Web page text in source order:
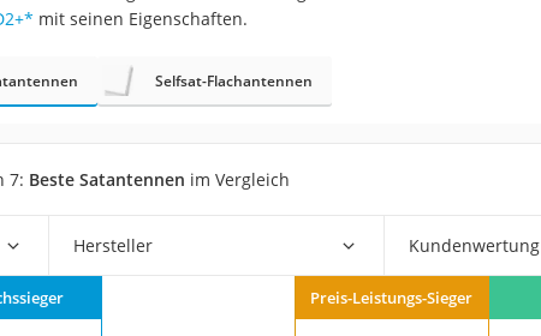
Soundbar
Satellitenschüssel
Schnurloses Telefon
Ladekabel Typ 2 Schuko
Lichtwecker
Acer Aspire
* mit seinen Eigenschaften.
Selfsat-Flachantennen
7: Beste Satantennen im Vergleich
Hersteller Kundenwertung
Preis-Leistungs-Sieger